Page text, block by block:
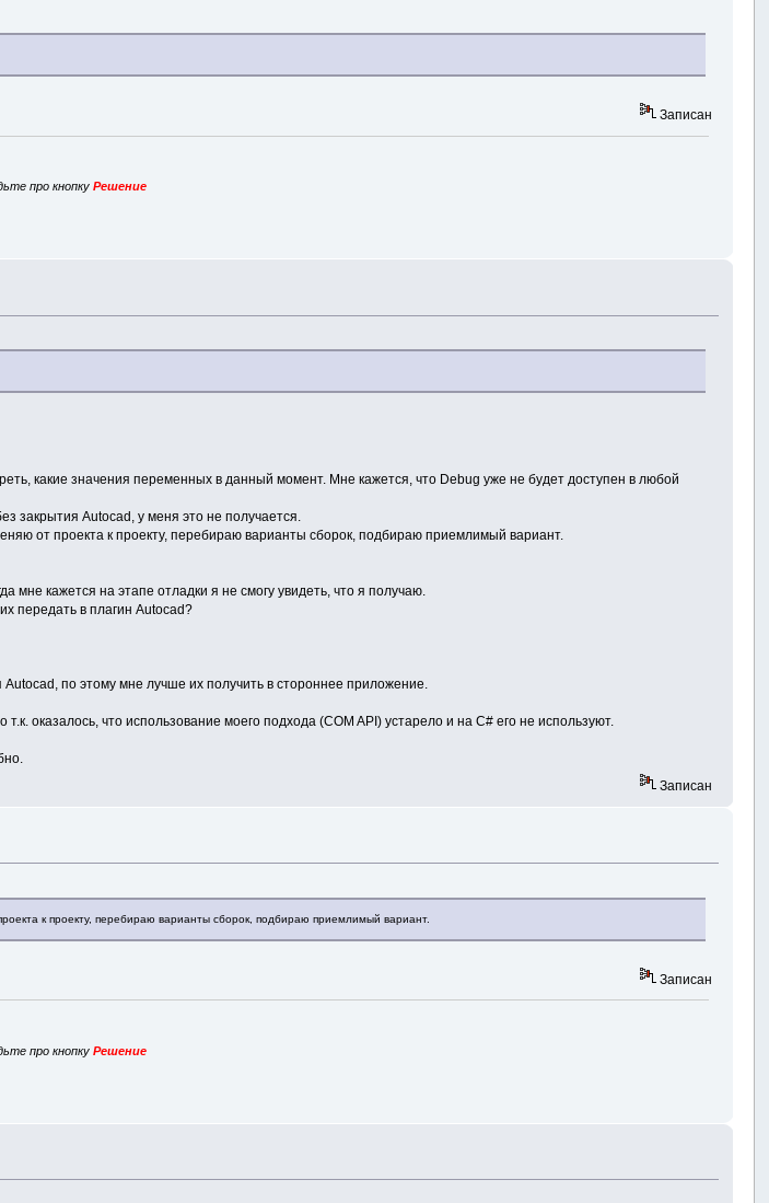
Записан
про кнопкуРешение
какие значения переменных в данный момент. Мне кажется, что Debug уже не будет доступен в любой
закрытия Autocad, у меня это не получается.
от проекта к проекту, перебираю варианты сборок, подбираю приемлимый вариант.
мне кажется на этапе отладки я не смогу увидеть, что я получаю.
передать в плагин Autocad?
по этому мне лучше их получить в стороннее приложение.
оказалось, что использование моего подхода (COM API) устарело и на C# его не используют.
Записан
к проекту, перебираю варианты сборок, подбираю приемлимый вариант.
Записан
про кнопкуРешение